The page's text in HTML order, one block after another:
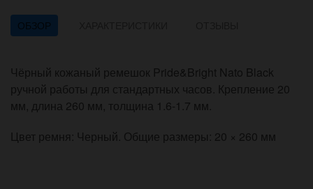
ОБЗОР
Чёрный кожаный ремешок Pride&Bright Nato Black
ручной работы для стандартных часов. Крепление 20
мм, длина 260 мм, толщина 1.6-1.7 мм.
Цвет ремня: Черный. Общие размеры: 20 × 260 мм